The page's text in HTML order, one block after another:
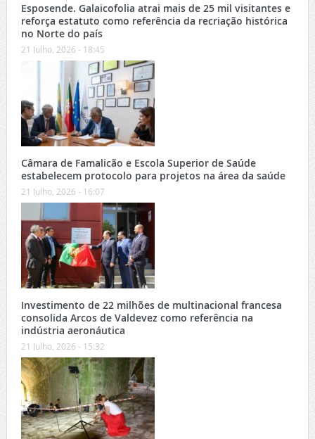
Esposende. Galaicofolia atrai mais de 25 mil visitantes e
reforça estatuto como referência da recriação histórica
no Norte do país
21 Julho, 2026 - 18:45
Câmara de Famalicão e Escola Superior de Saúde
estabelecem protocolo para projetos na área da saúde
21 Julho, 2026 - 16:07
Investimento de 22 milhões de multinacional francesa
consolida Arcos de Valdevez como referência na
indústria aeronáutica
21 Julho, 2026 - 15:32